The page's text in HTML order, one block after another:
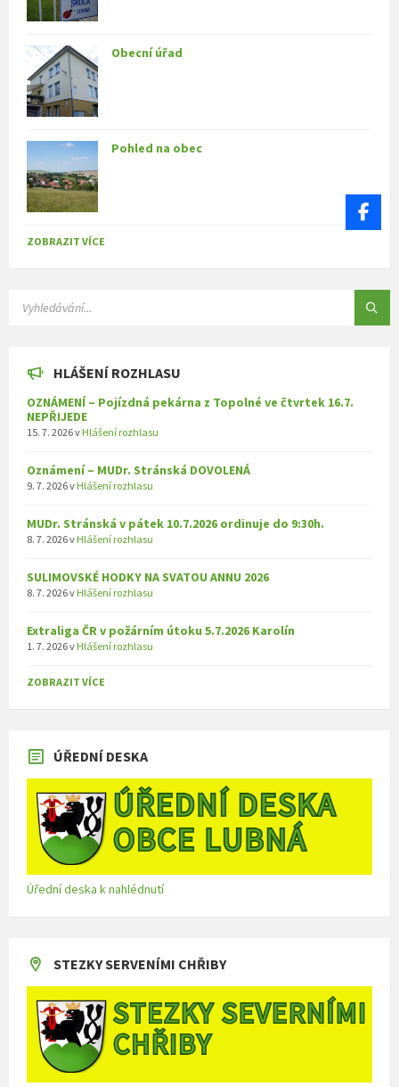
Obecní úřad
Pohled na obec
ZOBRAZIT VÍCE
HLÁŠENÍ ROZHLASU
OZNÁMENÍ – Pojízdná pekárna z Topolné ve čtvrtek 16.7.
NEPŘIJEDE
15. 7. 2026v Hlášení rozhlasu
Oznámení – MUDr. Stránská DOVOLENÁ
9. 7. 2026v Hlášení rozhlasu
MUDr. Stránská v pátek 10.7.2026 ordinuje do 9:30h.
8. 7. 2026v Hlášení rozhlasu
SULIMOVSKÉ HODKY NA SVATOU ANNU 2026
8. 7. 2026v Hlášení rozhlasu
Extraliga ČR v požárním útoku 5.7.2026 Karolín
1. 7. 2026v Hlášení rozhlasu
ZOBRAZIT VÍCE
ÚŘEDNÍ DESKA
Úřední deska k nahlédnutí
STEZKY SERVENÍMI CHŘIBY